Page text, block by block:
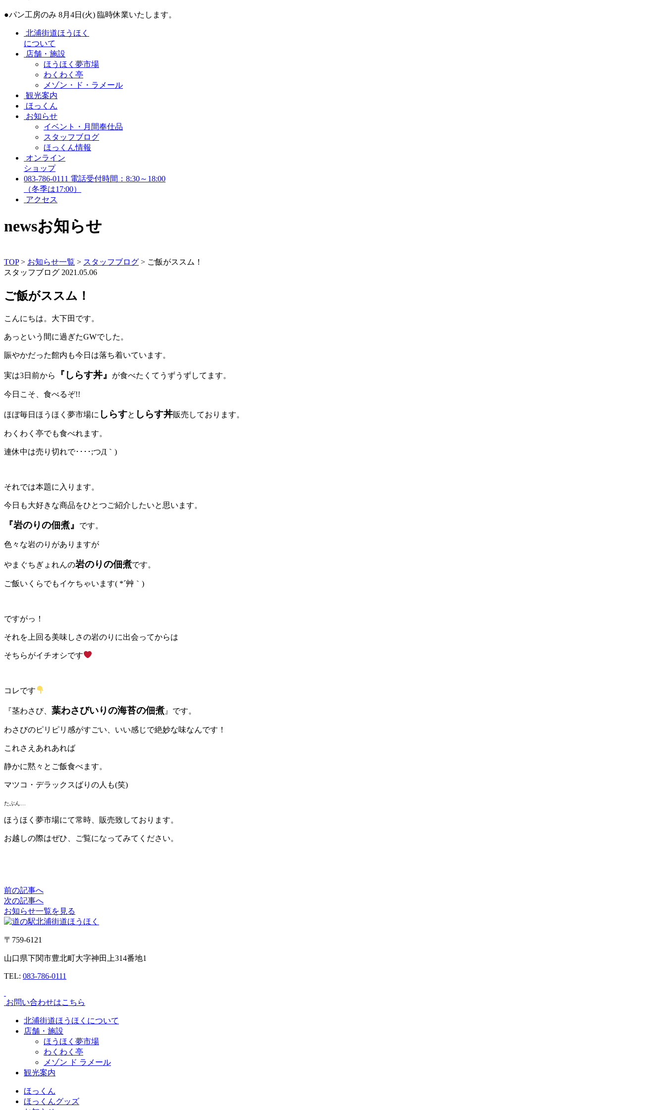
●パン工房のみ 8月4日(火) 臨時休業いたします。
北浦街道ほうほく
について
店舗・施設
ほうほく夢市場
わくわく亭
メゾン・ド・ラメール
観光案内
ほっくん
お知らせ
イベント・月間奉仕品
スタッフブログ
ほっくん情報
オンライン
ショップ
083-786-0111 電話受付時間：8:30～18:00
（冬季は17:00）
アクセス
newsお知らせ
TOP> お知らせ一覧 > スタッフブログ > ご飯がススム！
スタッフブログ 2021.05.06
ご飯がススム！
こんにちは。大下田です。
あっという間に過ぎたGWでした。
賑やかだった館内も今日は落ち着いています。
実は3日前から 『しらす丼』 が食べたくてうずうずしてます。
今日こそ、食べるぞ!!
ほぼ毎日ほうほく夢市場に しらすと しらす丼販売しております。
わくわく亭でも食べれます。
連休中は売り切れで････;つД｀)
それでは本題に入ります。
今日も大好きな商品をひとつご紹介したいと思います。
『岩のりの佃煮』 です。
色々な岩のりがありますが
やまぐちぎょれんの岩のりの佃煮です。
ご飯いくらでもイケちゃいます( *´艸｀)
ですがっ！
それを上回る美味しさの岩のりに出会ってからは
そちらがイチオシです
コレです
『茎わさび、 葉わさびいりの海苔の佃煮 』です。
わさびのピリピリ感がすごい、いい感じで絶妙な味なんです！
これさえあれあれば
静かに黙々とご飯食べます。
マツコ・デラックスばりの人も(笑)
たぶん…
ほうほく夢市場にて常時、販売致しております。
お越しの際はぜひ、ご覧になってみてください。
前の記事へ
次の記事へ
お知らせ一覧を見る
〒759-6121
山口県下関市豊北町大字神田上314番地1
TEL: 083-786-0111
お問い合わせはこちら
北浦街道ほうほくについて
店舗・施設
ほうほく夢市場
わくわく亭
メゾン ド ラメール
観光案内
ほっくん
ほっくんグッズ